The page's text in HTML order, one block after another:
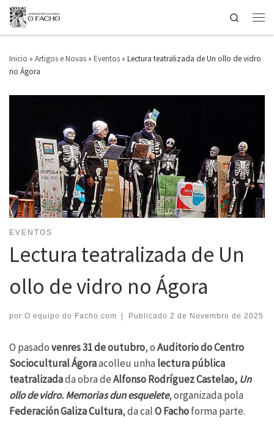
Saltar ao contido
Search
Inicio » Artigos e Novas » Eventos » Lectura teatralizada de Un ollo de vidro
no Ágora
EVENTOS
Lectura teatralizada de Un
ollo de vidro no Ágora
por O equipo do Facho.com Publicado 2 de Novembro de 2025
O pasadovenres 31 de outubro, oAuditorio do Centro
Sociocultural Ágoraacolleu unhalectura pública
teatralizadada obra deAlfonso Rodríguez Castelao, Un
ollo de vidro. Memorias dun esquelete, organizada pola
Federación Galiza Cultura, da calO Fachoforma parte.